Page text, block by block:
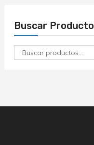
Buscar Producto
Buscar
por: